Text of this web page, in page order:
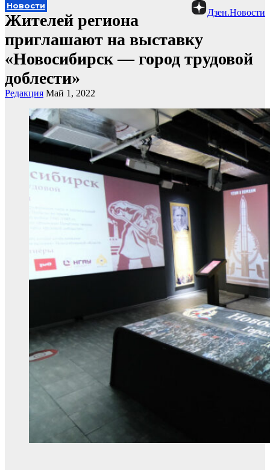
Дзен.Новости
Новости
Жителей региона
приглашают на выставку
«Новосибирск — город трудовой
доблести»
Редакция Май 1, 2022